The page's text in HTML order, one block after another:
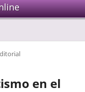
en el